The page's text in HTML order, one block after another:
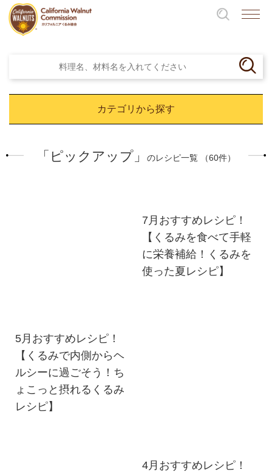
カテゴリから探す
「ピックアップ」 のレシピ一覧 （60件）
7月おすすめレシピ！
【くるみを食べて手軽
に栄養補給！くるみを
使った夏レシピ】
5月おすすめレシピ！
【くるみで内側からヘ
ルシーに過ごそう！ち
ょこっと摂れるくるみ
レシピ】
4月おすすめレシピ！